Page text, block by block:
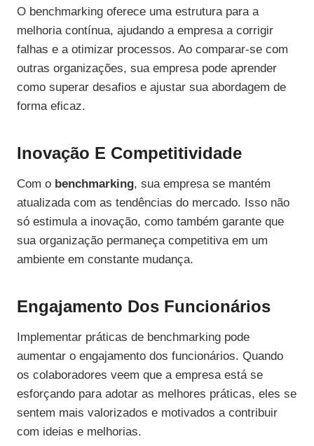
O benchmarking oferece uma estrutura para a
melhoria contínua, ajudando a empresa a corrigir
falhas e a otimizar processos. Ao comparar-se com
outras organizações, sua empresa pode aprender
como superar desafios e ajustar sua abordagem de
forma eficaz.
Inovação E Competitividade
Com o benchmarking, sua empresa se mantém
atualizada com as tendências do mercado. Isso não
só estimula a inovação, como também garante que
sua organização permaneça competitiva em um
ambiente em constante mudança.
Engajamento Dos Funcionários
Implementar práticas de benchmarking pode
aumentar o engajamento dos funcionários. Quando
os colaboradores veem que a empresa está se
esforçando para adotar as melhores práticas, eles se
sentem mais valorizados e motivados a contribuir
com ideias e melhorias.